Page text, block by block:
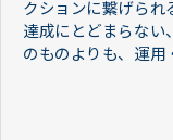
クションに繋げられ
達成にとどまらない
のものよりも、運用